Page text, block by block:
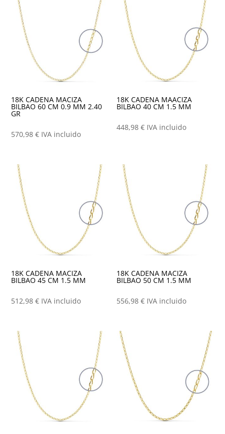
18K CADENA MACIZA
BILBAO 60 CM 0.9 MM 2.40
GR
570,98€ IVA incluido
18K CADENA MAACIZA
BILBAO 40 CM 1.5 MM
448,98€ IVA incluido
18K CADENA MACIZA
BILBAO 45 CM 1.5 MM
512,98€ IVA incluido
18K CADENA MACIZA
BILBAO 50 CM 1.5 MM
556,98€ IVA incluido